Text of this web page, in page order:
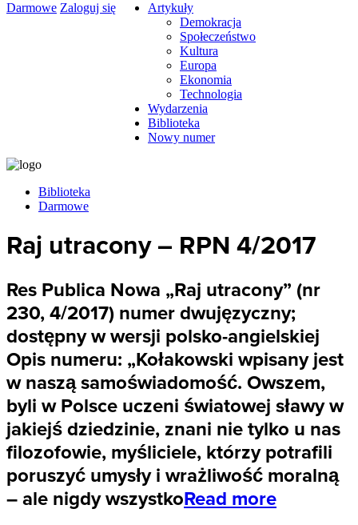
Darmowe Zaloguj się
Artykuły
Demokracja
Społeczeństwo
Kultura
Europa
Ekonomia
Technologia
Wydarzenia
Biblioteka
Nowy numer
Biblioteka
Darmowe
Raj utracony – RPN 4/2017
Res Publica Nowa „Raj utracony” (nr
230, 4/2017) numer dwujęzyczny;
dostępny w wersji polsko-angielskiej
Opis numeru: „Kołakowski wpisany jest
w naszą samoświadomość. Owszem,
byli w Polsce uczeni światowej sławy w
jakiejś dziedzinie, znani nie tylko u nas
filozofowie, myśliciele, którzy potrafili
poruszyć umysły i wrażliwość moralną
– ale nigdy wszystkoRead more